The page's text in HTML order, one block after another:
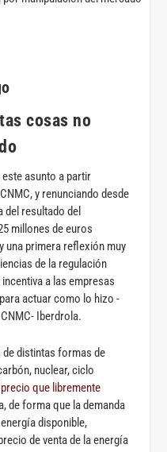
cosas no
asunto a partir
y renunciando desde
del resultado del
millones de euros
una primera reflexión muy
de la regulación
a las empresas
actuar como lo hizo -
Iberdrola.
distintas formas de
nuclear, ciclo
que libremente
de forma que la demanda
disponible,
de venta de la energía